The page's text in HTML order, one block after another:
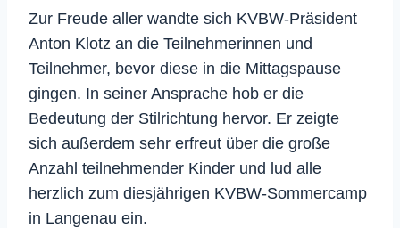
Zur Freude aller wandte sich KVBW-Präsident
Anton Klotz an die Teilnehmerinnen und
Teilnehmer, bevor diese in die Mittagspause
gingen. In seiner Ansprache hob er die
Bedeutung der Stilrichtung hervor. Er zeigte
sich außerdem sehr erfreut über die große
Anzahl teilnehmender Kinder und lud alle
herzlich zum diesjährigen KVBW-Sommercamp
in Langenau ein.